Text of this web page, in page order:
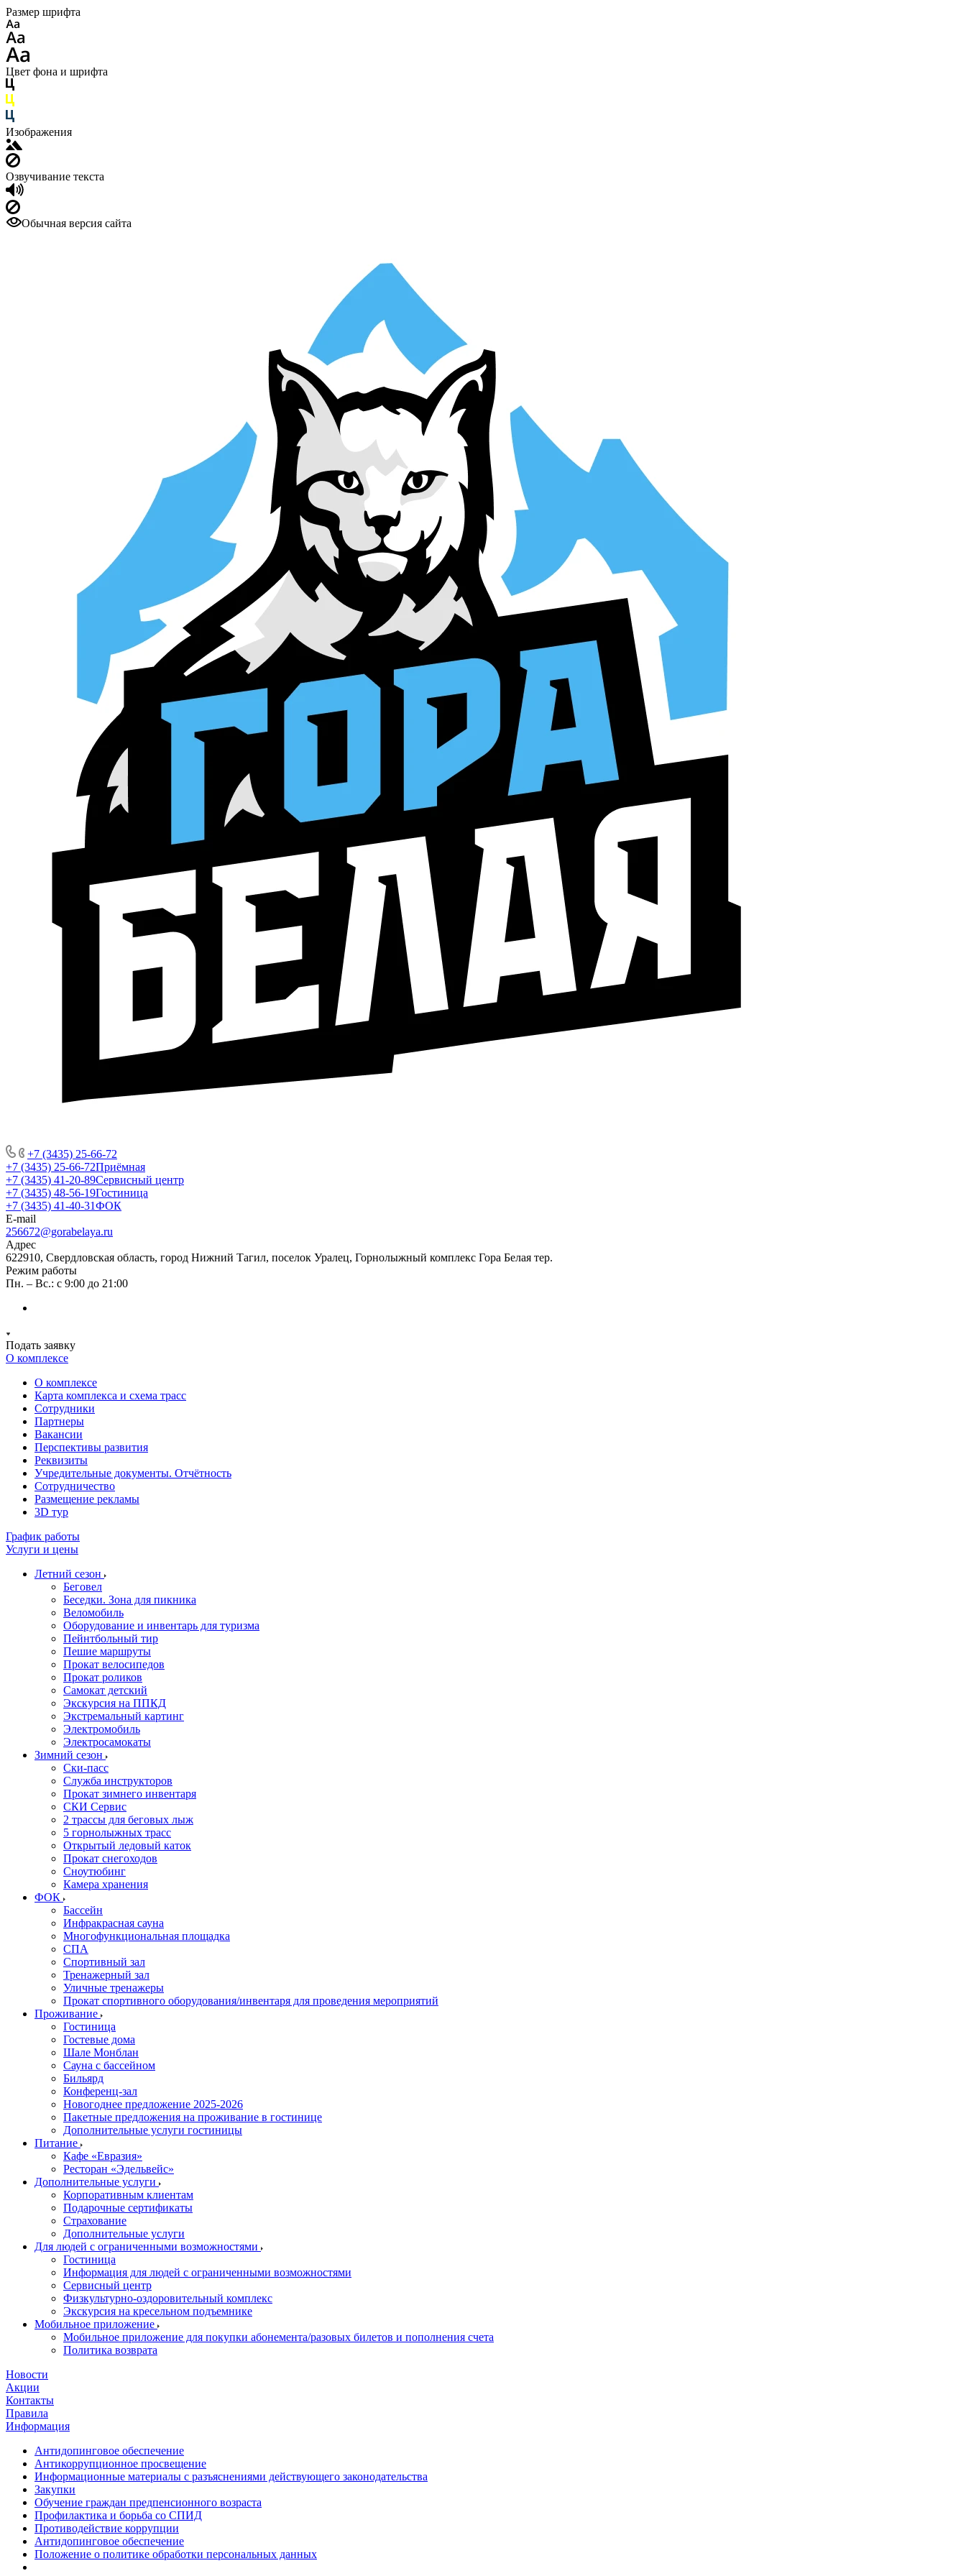
Размер шрифта
Цвет фона и шрифта
Изображения
Озвучивание текста
Обычная версия сайта
+7 (3435) 25-66-72
+7 (3435) 25-66-72Приёмная
+7 (3435) 41-20-89Сервисный центр
+7 (3435) 48-56-19Гостиница
+7 (3435) 41-40-31ФОК
E-mail
256672@gorabelaya.ru
Адрес
622910, Свердловская область, город Нижний Тагил, поселок Уралец, Горнолыжный комплекс Гора Белая тер.
Режим работы
Пн. – Вс.: с 9:00 до 21:00
Подать заявку
О комплексе
О комплексе
Карта комплекса и схема трасс
Сотрудники
Партнеры
Вакансии
Перспективы развития
Реквизиты
Учредительные документы. Отчётность
Сотрудничество
Размещение рекламы
3D тур
График работы
Услуги и цены
Летний сезон
Беговел
Беседки. Зона для пикника
Веломобиль
Оборудование и инвентарь для туризма
Пейнтбольный тир
Пешие маршруты
Прокат велосипедов
Прокат роликов
Самокат детский
Экскурсия на ППКД
Экстремальный картинг
Электромобиль
Электросамокаты
Зимний сезон
Ски-пасс
Служба инструкторов
Прокат зимнего инвентаря
СКИ Сервис
2 трассы для беговых лыж
5 горнолыжных трасс
Открытый ледовый каток
Прокат снегоходов
Сноутюбинг
Камера хранения
ФОК
Бассейн
Инфракрасная сауна
Многофункциональная площадка
СПА
Спортивный зал
Тренажерный зал
Уличные тренажеры
Прокат спортивного оборудования/инвентаря для проведения мероприятий
Проживание
Гостиница
Гостевые дома
Шале Монблан
Сауна с бассейном
Бильярд
Конференц-зал
Новогоднее предложение 2025-2026
Пакетные предложения на проживание в гостинице
Дополнительные услуги гостиницы
Питание
Кафе «Евразия»
Ресторан «Эдельвейс»
Дополнительные услуги
Корпоративным клиентам
Подарочные сертификаты
Страхование
Дополнительные услуги
Для людей с ограниченными возможностями
Гостиница
Информация для людей с ограниченными возможностями
Сервисный центр
Физкультурно-оздоровительный комплекс
Экскурсия на кресельном подъемнике
Мобильное приложение
Мобильное приложение для покупки абонемента/разовых билетов и пополнения счета
Политика возврата
Новости
Акции
Контакты
Правила
Информация
Антидопинговое обеспечение
Антикоррупционное просвещение
Информационные материалы с разъяснениями действующего законодательства
Закупки
Обучение граждан предпенсионного возраста
Профилактика и борьба со СПИД
Противодействие коррупции
Антидопинговое обеспечение
Положение о политике обработки персональных данных